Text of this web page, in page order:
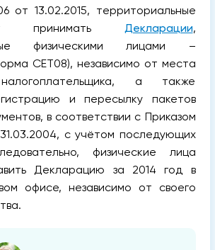
от 13.02.2015, территориальные
принимать Декларации,
физическими лицами –
CET08), независимо от места
а также
и пересылку пакетов
в соответствии с Приказом
с учётом последующих
физические лица
Декларацию за 2014 год в
офисе, независимо от своего